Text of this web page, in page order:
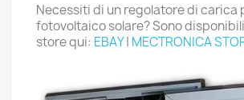
Necessiti di un regolatore di carica
fotovoltaico solare? Sono
store qui: EBAY| MECTRONICA